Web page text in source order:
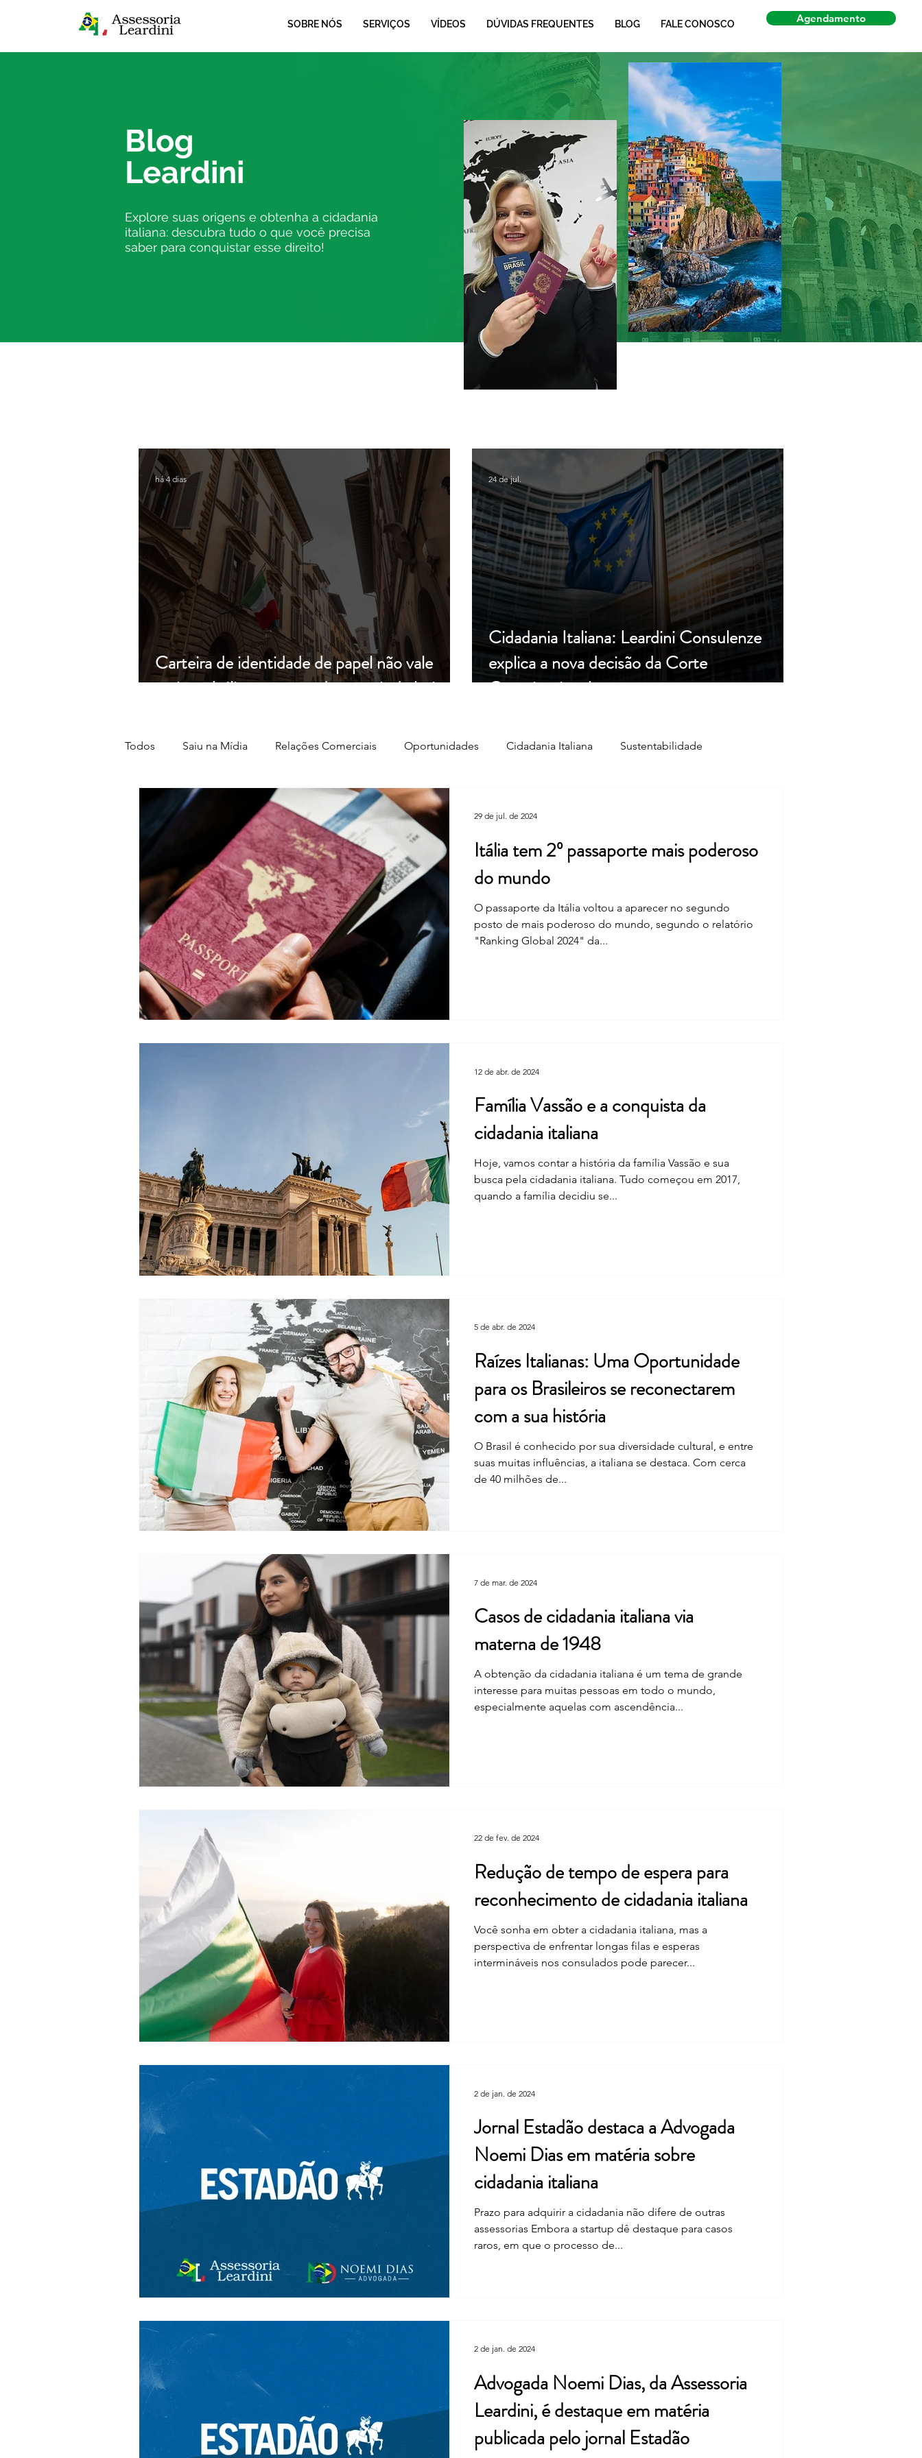
SOBRE NÓS SERVIÇOS VÍDEOS DÚVIDAS FREQUENTES BLOG FALE CONOSCO Agendamento
Blog
Leardini
Explore suas origens e obtenha a cidadania
italiana: descubra tudo o que você precisa
saber para conquistar esse direito!
Carteira de identidade de papel não vale
mais na Itália: o que muda a partir de hoje
há 4 dias
Cidadania Italiana: Leardini Consulenze
explica a nova decisão da Corte
Constitucional
24 de jul.
Todos Saiu na Mídia Relações Comerciais Oportunidades Cidadania Italiana Sustentabilidade
Crescimento Curiosidades Cultura Culinária Italiana
Inovação
Itália tem 2º passaporte mais poderoso
do mundo
O passaporte da Itália voltou a aparecer no segundo
posto de mais poderoso do mundo, segundo o relatório
"Ranking Global 2024" da...
29 de jul. de 2024
Família Vassão e a conquista da
cidadania italiana
Hoje, vamos contar a história da família Vassão e sua
busca pela cidadania italiana. Tudo começou em 2017,
quando a família decidiu se...
12 de abr. de 2024
Raízes Italianas: Uma Oportunidade
para os Brasileiros se reconectarem
com a sua história
O Brasil é conhecido por sua diversidade cultural, e entre
suas muitas influências, a italiana se destaca. Com cerca
de 40 milhões de...
5 de abr. de 2024
Casos de cidadania italiana via
materna de 1948
A obtenção da cidadania italiana é um tema de grande
interesse para muitas pessoas em todo o mundo,
especialmente aquelas com ascendência...
7 de mar. de 2024
Redução de tempo de espera para
reconhecimento de cidadania italiana
Você sonha em obter a cidadania italiana, mas a
perspectiva de enfrentar longas filas e esperas
intermináveis nos consulados pode parecer...
22 de fev. de 2024
Jornal Estadão destaca a Advogada
Noemi Dias em matéria sobre
cidadania italiana
Prazo para adquirir a cidadania não difere de outras
assessorias Embora a startup dê destaque para casos
raros, em que o processo de...
2 de jan. de 2024
Advogada Noemi Dias, da Assessoria
Leardini, é destaque em matéria
publicada pelo jornal Estadão
2 de jan. de 2024